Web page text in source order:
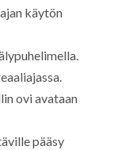
käytön
ovi avataan
pääsy